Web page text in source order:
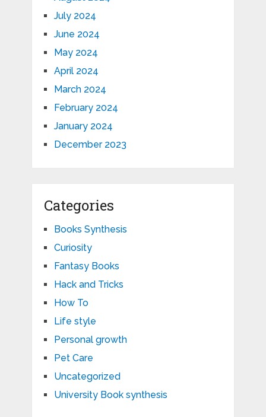
July 2024
June 2024
May 2024
April 2024
March 2024
February 2024
January 2024
December 2023
Categories
Books Synthesis
Curiosity
Fantasy Books
Hack and Tricks
How To
Life style
Personal growth
Pet Care
Uncategorized
University Book synthesis